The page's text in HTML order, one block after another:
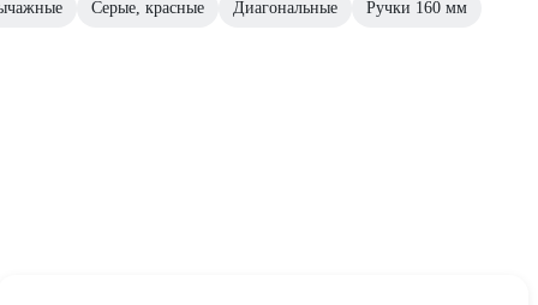
Серые, красные Диагональные Ручки 160 мм